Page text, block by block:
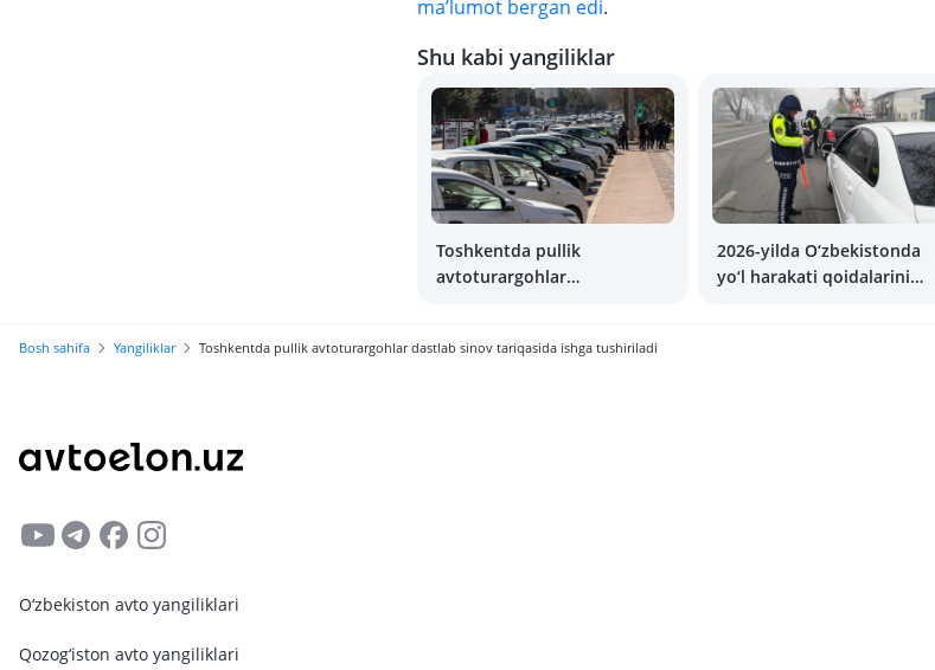
ma’lumot bergan edi.
Shu kabi yangiliklar
Toshkentda pullik
avtoturargohlar
turadi?
2026-yilda O‘zbekistonda
yo‘l harakati qoidalarini
Bosh sahifa Yangiliklar Toshkentda pullik avtoturargohlar dastlab sinov tariqasida ishga tushiriladi
O‘zbekiston avto yangiliklari
Qozog‘iston avto yangiliklari